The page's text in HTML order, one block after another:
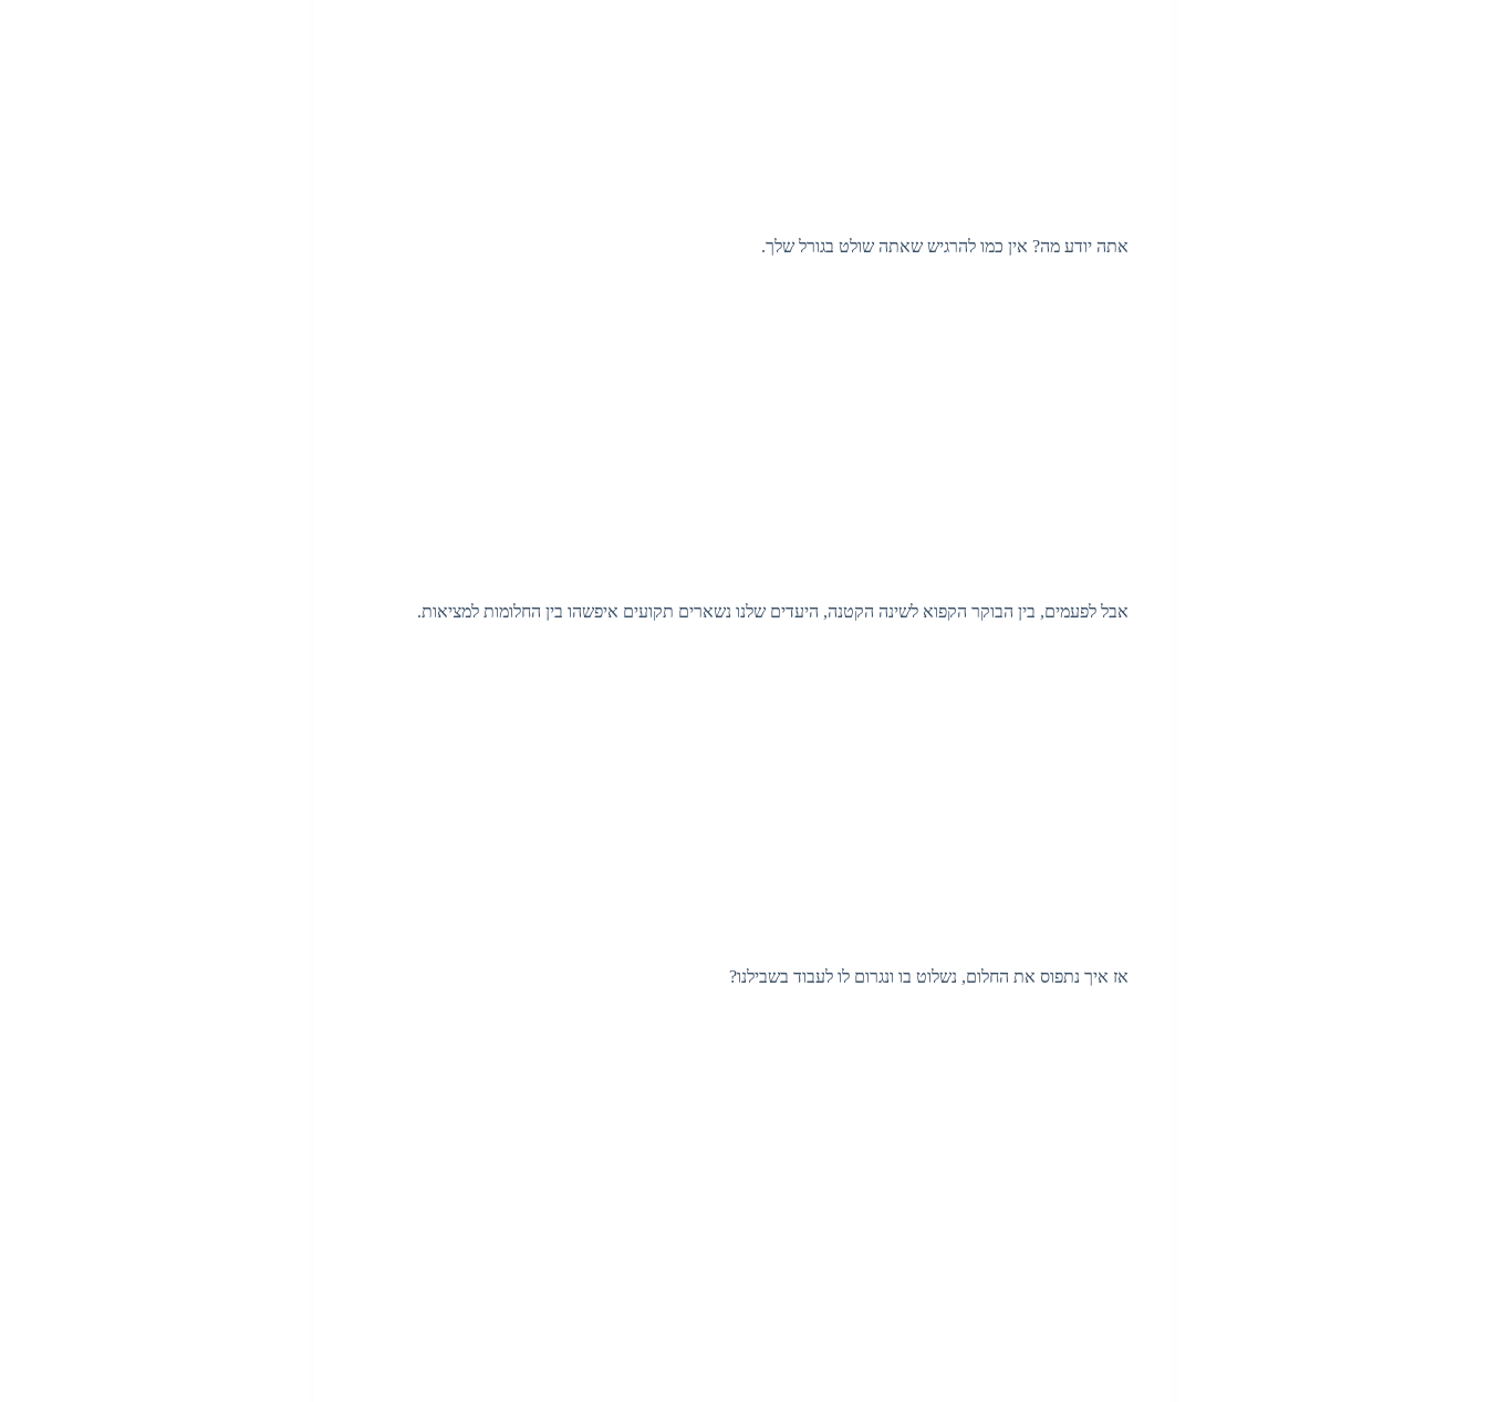
אתה יודע מה? אין כמו להרגיש שאתה שולט בגורל שלך.
אבל לפעמים, בין הבוקר הקפוא לשינה הקטנה, היעדים שלנו נשארים תקועים איפשהו בין החלומות למציאות.
אז איך נתפוס את החלום, נשלוט בו ונגרום לו לעבוד בשבילנו?